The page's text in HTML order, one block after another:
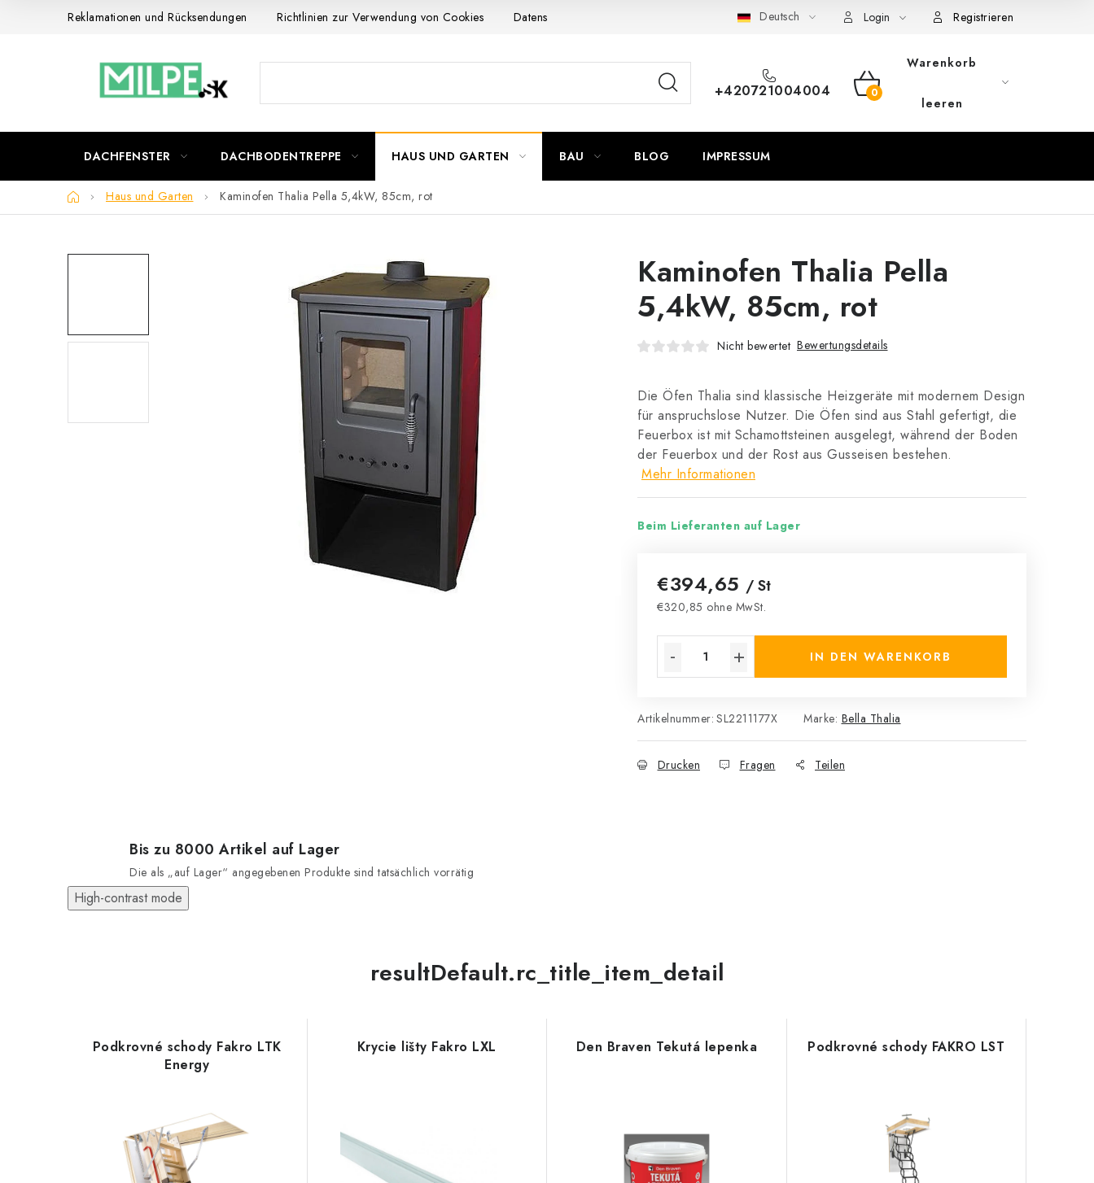
Reklamationen und Rücksendungen Richtlinien zur Verwendung von Cookies Datenschutzerklärung Allgemeinen Geschäftsbedingungen Sitemap von Milpe.sk
Deutsch Login Registrieren
+420721004004 WARENKORB
Warenkorb
leeren
DACHFENSTER DACHBODENTREPPE HAUS UND GARTEN BAU BLOG IMPRESSUM
StartseiteHaus und Garten Kaminofen Thalia Pella 5,4kW, 85cm, rot
Kaminofen Thalia Pella
5,4kW, 85cm, rot
Nicht bewertet Bewertungsdetails
Die Öfen Thalia sind klassische Heizgeräte mit modernem Design
für anspruchslose Nutzer. Die Öfen sind aus Stahl gefertigt, die
Feuerbox ist mit Schamottsteinen ausgelegt, während der Boden
der Feuerbox und der Rost aus Gusseisen bestehen.
Mehr Informationen
Beim Lieferanten auf Lager
€394,65 / St
€320,85 ohne MwSt.
IN DEN WARENKORB
Artikelnummer: SL2211177X Marke: Bella Thalia
Drucken Fragen Teilen
Bis zu 8000 Artikel auf Lager
Die als „auf Lager“ angegebenen Produkte sind tatsächlich vorrätig
High-contrast mode
resultDefault.rc_title_item_detail
Podkrovné schody Fakro LTK
Energy
Krycie lišty Fakro LXL Den Braven Tekutá lepenka Podkrovné schody FAKRO LST